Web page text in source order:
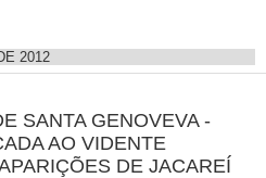
2012
SANTA GENOVEVA -
AO VIDENTE
DE JACAREÍ